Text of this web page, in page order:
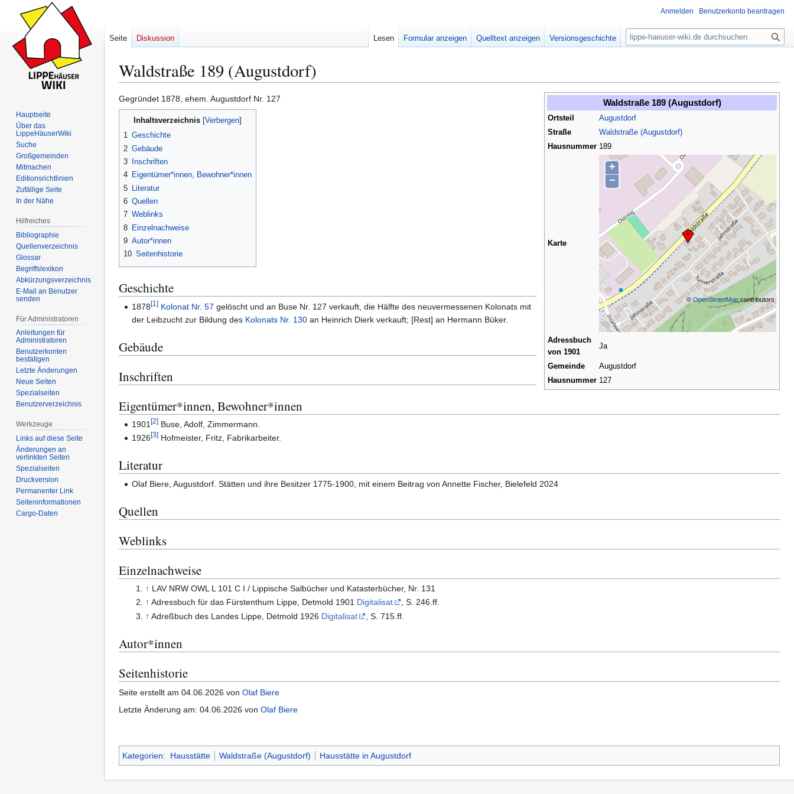
Waldstraße 189 (Augustdorf)
Zur
Navigation
springen
Zur
Suche
springen
Waldstraße 189 (Augustdorf)
Ortsteil
Augustdorf
Straße
Waldstraße (Augustdorf)
Hausnummer 189
Karte
+
−
© OpenStreetMap contributors
Adressbuch
von 1901
Ja
Gemeinde
Augustdorf
Hausnummer 127
Gegründet 1878, ehem. Augustdorf Nr. 127
Inhaltsverzeichnis
1 Geschichte
2 Gebäude
3
Inschriften
4 Eigentümer*innen, Bewohner*innen
5
Literatur
6 Quellen
7 Weblinks
8 Einzelnachweise
9 Autor*innen
10 Seitenhistorie
Geschichte
1878[1] Kolonat Nr. 57 gelöscht und an Buse Nr. 127 verkauft, die Hälfte des neuvermessenen Kolonats mit
der Leibzucht zur Bildung des Kolonats Nr. 130 an Heinrich Dierk verkauft; [Rest] an Hermann Büker.
Gebäude
Inschriften
Eigentümer*innen, Bewohner*innen
1901[2] Buse, Adolf, Zimmermann.
1926[3] Hofmeister, Fritz, Fabrikarbeiter.
Literatur
Olaf Biere, Augustdorf. Stätten und ihre Besitzer 1775-1900, mit einem Beitrag von Annette Fischer, Bielefeld 2024
Quellen
Weblinks
Einzelnachweise
↑ LAV NRW OWL L 101 C I / Lippische Salbücher und Katasterbücher, Nr. 131
↑ Adressbuch für das Fürstenthum Lippe, Detmold 1901 Digitalisat
, S. 246.ff.
↑ Adreßbuch des Landes Lippe, Detmold 1926 Digitalisat , S. 715.ff.
Autor*innen
Seitenhistorie
Seite erstellt am 04.06.2026 von Olaf Biere
Letzte Änderung am: 04.06.2026 von Olaf Biere
Kategorien: Hausstätte Waldstraße (Augustdorf) Hausstätte in Augustdorf
Anmelden Benutzerkonto beantragen
Seite Diskussion Lesen Formular anzeigen Quelltext anzeigen Versionsgeschichte
S
u
e
Hauptseite
Über das
LippeHäuserWiki
Suche
Großgemeinden
Mitmachen
Editionsrichtlinien
Zufällige Seite
In der Nähe
Hilfreiches
Bibliographie
Quellenverzeichnis
Glossar
Begriffslexikon
Abkürzungsverzeichnis
E-Mail an Benutzer
senden
Für Administratoren
Anleitungen für
Administratoren
Benutzerkonten
bestätigen
Letzte Änderungen
Neue Seiten
Spezialseiten
Benutzerverzeichnis
Werkzeuge
Links auf diese Seite
Änderungen an
verlinkten Seiten
Spezialseiten
Druckversion
Permanenter Link
Seiten­­informationen
Cargo-Daten